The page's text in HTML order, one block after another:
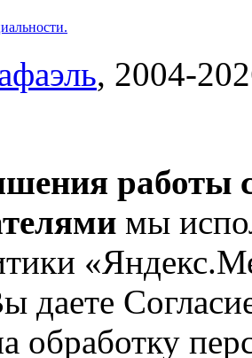
, 2004-
работы
мы
даете
обработку